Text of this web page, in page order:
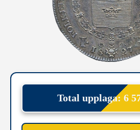
Total upplaga: 6